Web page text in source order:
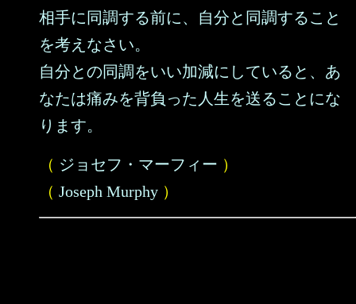
相手に同調する前に、自分と同調すること
を考えなさい。
自分との同調をいい加減にしていると、あ
なたは痛みを背負った人生を送ることにな
ります。
（ ジョセフ・マーフィー ）
（ Joseph Murphy ）